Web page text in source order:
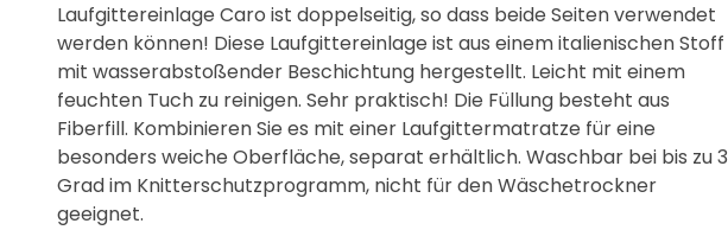
Laufgittereinlage Caro ist doppelseitig, so dass beide Seiten verwendet
werden können! Diese Laufgittereinlage ist aus einem italienischen Stoff
mit wasserabstoßender Beschichtung hergestellt. Leicht mit einem
feuchten Tuch zu reinigen. Sehr praktisch! Die Füllung besteht aus
Fiberfill. Kombinieren Sie es mit einer Laufgittermatratze für eine
besonders weiche Oberfläche, separat erhältlich. Waschbar bei bis zu
Grad im Knitterschutzprogramm, nicht für den Wäschetrockner
geeignet.